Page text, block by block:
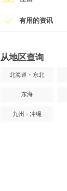
有用的资讯
从地区查询
北海道・东北
东海
九州・冲绳